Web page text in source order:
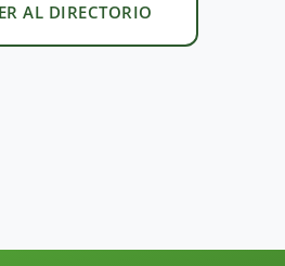
AL DIRECTORIO